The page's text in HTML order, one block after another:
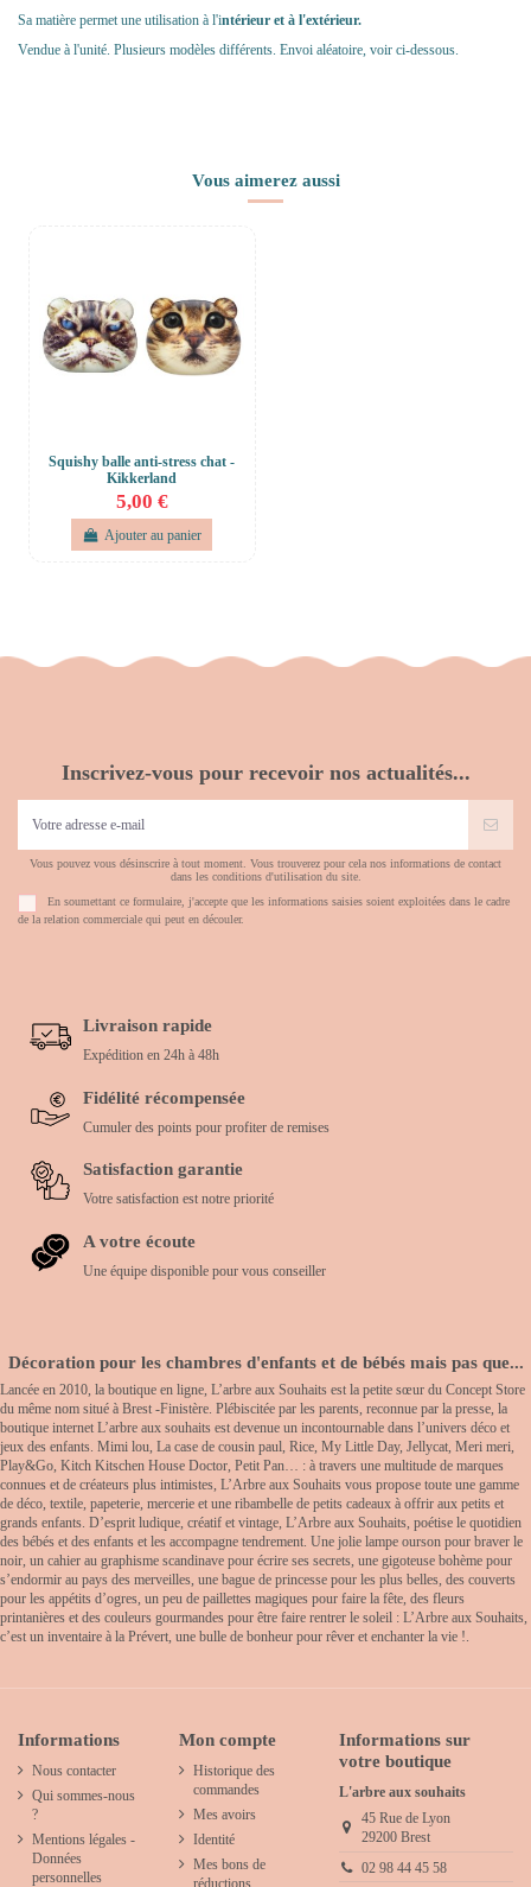
Sa matière permet une utilisation à l'intérieur et à l'extérieur.
Vendue à l'unité. Plusieurs modèles différents. Envoi aléatoire, voir ci-dessous.
Vous aimerez aussi
Squishy balle anti-stress chat -
Kikkerland
5,00 €
Ajouter au panier
Inscrivez-vous pour recevoir nos actualités...
Vous pouvez vous désinscrire à tout moment. Vous trouverez pour cela nos informations de contact
dans les conditions d'utilisation du site.
En soumettant ce formulaire, j'accepte que les informations saisies soient exploitées dans le cadre
de la relation commerciale qui peut en découler.
Livraison rapide
Expédition en 24h à 48h
Fidélité récompensée
Cumuler des points pour profiter de remises
Satisfaction garantie
Votre satisfaction est notre priorité
A votre écoute
Une équipe disponible pour vous conseiller
Décoration pour les chambres d'enfants et de bébés mais pas que...
Lancée en 2010, la boutique en ligne, L’arbre aux Souhaits est la petite sœur du Concept Store
du même nom situé à Brest -Finistère. Plébiscitée par les parents, reconnue par la presse, la
boutique internet L’arbre aux souhaits est devenue un incontournable dans l’univers déco et
jeux des enfants. Mimi lou, La case de cousin paul, Rice, My Little Day, Jellycat, Meri meri,
Play&Go, Kitch Kitschen House Doctor, Petit Pan… : à travers une multitude de marques
connues et de créateurs plus intimistes, L’Arbre aux Souhaits vous propose toute une gamme
de déco, textile, papeterie, mercerie et une ribambelle de petits cadeaux à offrir aux petits et
grands enfants. D’esprit ludique, créatif et vintage, L’Arbre aux Souhaits, poétise le quotidien
des bébés et des enfants et les accompagne tendrement. Une jolie lampe ourson pour braver le
noir, un cahier au graphisme scandinave pour écrire ses secrets, une gigoteuse bohème pour
s’endormir au pays des merveilles, une bague de princesse pour les plus belles, des couverts
pour les appétits d’ogres, un peu de paillettes magiques pour faire la fête, des fleurs
printanières et des couleurs gourmandes pour être faire rentrer le soleil : L’Arbre aux Souhaits,
c’est un inventaire à la Prévert, une bulle de bonheur pour rêver et enchanter la vie !.
Informations
Nous contacter
Qui sommes-nous
?
Mentions légales -
Données
personnelles
Mon compte
Historique des
commandes
Mes avoirs
Identité
Mes bons de
réductions
Informations sur
votre boutique
L'arbre aux souhaits
45 Rue de Lyon
29200 Brest
02 98 44 45 58